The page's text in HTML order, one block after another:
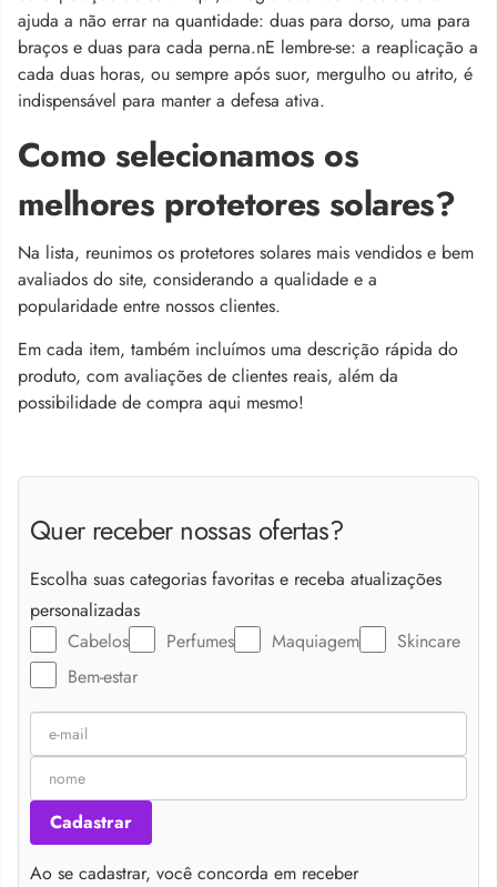
ajuda a não errar na quantidade: duas para dorso, uma para
braços e duas para cada perna.nE lembre-se: a reaplicação a
cada duas horas, ou sempre após suor, mergulho ou atrito, é
indispensável para manter a defesa ativa.
Como selecionamos os
melhores protetores solares?
Na lista, reunimos os protetores solares mais vendidos e bem
avaliados do site, considerando a qualidade e a
popularidade entre nossos clientes.
Em cada item, também incluímos uma descrição rápida do
produto, com avaliações de clientes reais, além da
possibilidade de compra aqui mesmo!
Quer receber nossas ofertas?
Escolha suas categorias favoritas e receba atualizações
personalizadas
Cabelos
Perfumes Maquiagem
Skincare
Bem-estar
Cadastrar
Ao se cadastrar, você concorda em receber